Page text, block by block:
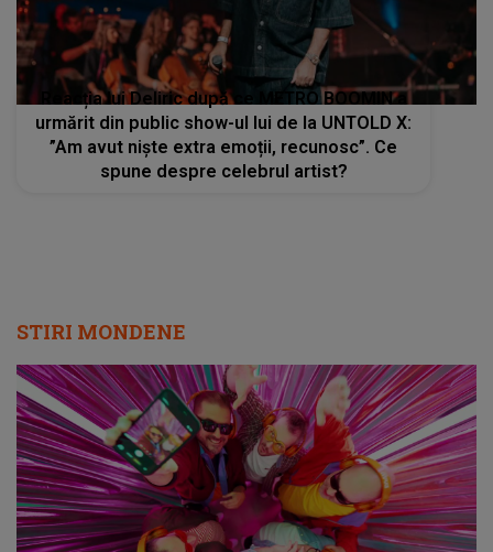
Reacția lui Deliric după ce METRO BOOMIN a
urmărit din public show-ul lui de la UNTOLD X:
”Am avut niște extra emoții, recunosc”. Ce
spune despre celebrul artist?
STIRI MONDENE